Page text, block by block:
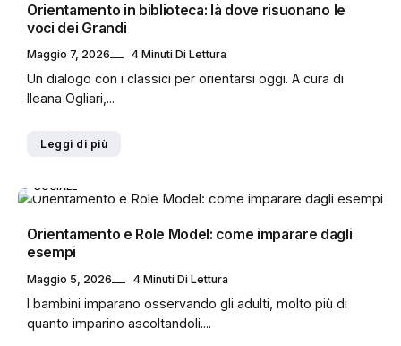
Orientamento in biblioteca: là dove risuonano le
voci dei Grandi
Maggio 7, 2026 4 Minuti Di Lettura
Un dialogo con i classici per orientarsi oggi. A cura di
Ileana Ogliari,...
Leggi di più
SOCIALE
Orientamento e Role Model: come imparare dagli
esempi
Maggio 5, 2026 4 Minuti Di Lettura
I bambini imparano osservando gli adulti, molto più di
quanto imparino ascoltandoli....